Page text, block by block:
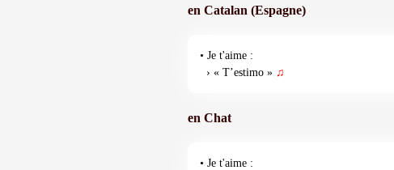
en Catalan (Espagne)
• Je t'aime :
› « T’estimo » ♫
en Chat
• Je t'aime :